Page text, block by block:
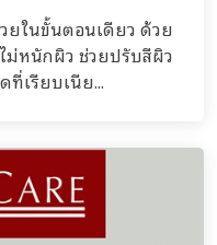
ยในขั้นตอนเดียว ด้วย
ม่หนักผิว ช่วยปรับสีผิว
เรียบเนีย...